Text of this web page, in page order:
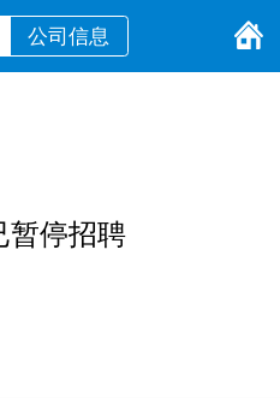
公司信息
暂停招聘